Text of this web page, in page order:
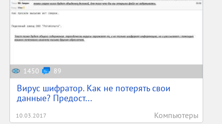
1450 89
Вирус шифратор. Как не потерять свои
данные? Предост...
10.03.2017 Компьютеры